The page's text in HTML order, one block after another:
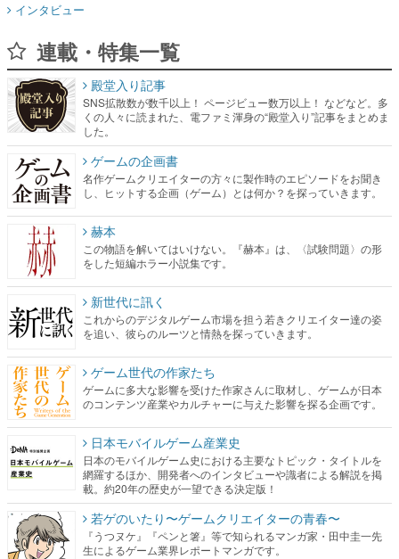
インタビュー
連載・特集一覧
殿堂入り記事
SNS拡散数が数千以上！ ページビュー数万以上！ などなど。多
くの人々に読まれた、電ファミ渾身の“殿堂入り”記事をまとめま
した。
ゲームの企画書
名作ゲームクリエイターの方々に製作時のエピソードをお聞き
し、ヒットする企画（ゲーム）とは何か？を探っていきます。
赫本
この物語を解いてはいけない。『赫本』は、〈試験問題〉の形
をした短編ホラー小説集です。
新世代に訊く
これからのデジタルゲーム市場を担う若きクリエイター達の姿
を追い、彼らのルーツと情熱を探っていきます。
ゲーム世代の作家たち
ゲームに多大な影響を受けた作家さんに取材し、ゲームが日本
のコンテンツ産業やカルチャーに与えた影響を探る企画です。
日本モバイルゲーム産業史
日本のモバイルゲーム史における主要なトピック・タイトルを
網羅するほか、開発者へのインタビューや識者による解説を掲
載。約20年の歴史が一望できる決定版！
若ゲのいたり〜ゲームクリエイターの青春〜
『うつヌケ』『ペンと箸』等で知られるマンガ家・田中圭一先
生によるゲーム業界レポートマンガです。